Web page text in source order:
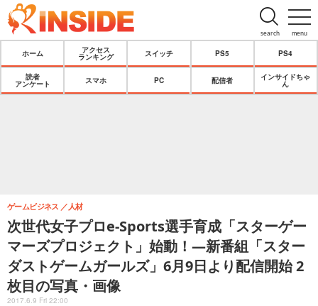
menu
search
ホーム
アクセス
ランキング
スイッチ PS5 PS4
読者
アンケート
スマホ PC 配信者
インサイドちゃ
ん
次世代女子プロe-Sports選手育成「スターゲー
マーズプロジェクト」始動！―新番組「スター
ダストゲームガールズ」6月9日より配信開始 2
枚目の写真・画像
ゲームビジネス 人材
2017.6.9 Fri 22:00